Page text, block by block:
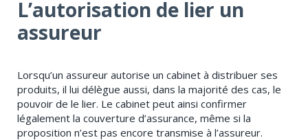
L’autorisation de lier un
assureur
​Lorsqu’un assureur autorise un cabinet à distribuer ses
produits, il lui délègue aussi, dans la majorité des cas, le
pouvoir de le lier. Le cabinet peut ainsi confirmer
légalement la couverture d’assurance, même si la
proposition n’est pas encore transmise à l’assureur.